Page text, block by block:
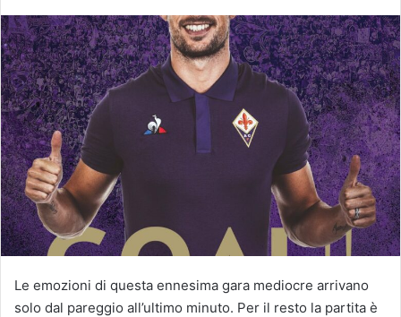
Le emozioni di questa ennesima gara mediocre arrivano
solo dal pareggio all’ultimo minuto. Per il resto la partita è